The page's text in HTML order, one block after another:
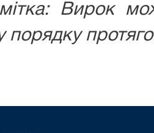
Вирок може
порядку